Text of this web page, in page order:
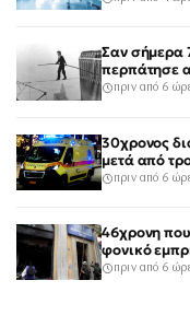
Σαν σήμερα
περπάτησε
πριν από 6
30χρονος
μετά από
πριν από 6
46χρονη
φονικό
πριν από 6